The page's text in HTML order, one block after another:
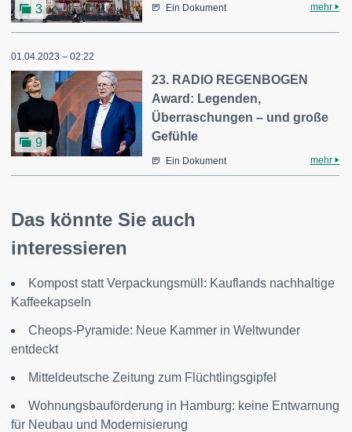
3 Ein Dokument mehr
01.04.2023 – 02:22
9
23. RADIO REGENBOGEN
Award: Legenden,
Überraschungen – und große
Gefühle
Ein Dokument mehr
Das könnte Sie auch
interessieren
Kompost statt Verpackungsmüll: Kauflands nachhaltige
Kaffeekapseln
Cheops-Pyramide: Neue Kammer in Weltwunder
entdeckt
Mitteldeutsche Zeitung zum Flüchtlingsgipfel
Wohnungsbauförderung in Hamburg: keine Entwarnung
für Neubau und Modernisierung